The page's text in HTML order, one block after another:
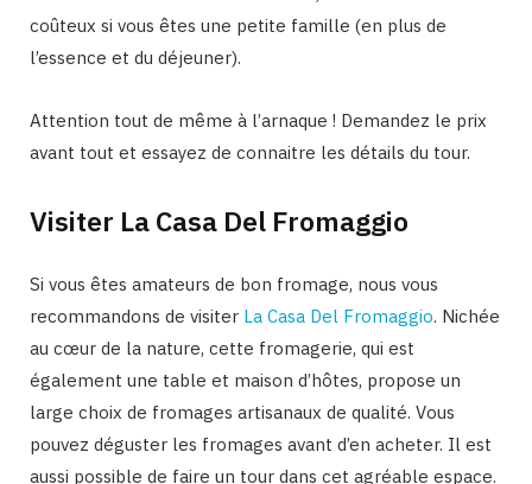
coûteux si vous êtes une petite famille (en plus de
l’essence et du déjeuner).
Attention tout de même à l’arnaque ! Demandez le prix
avant tout et essayez de connaitre les détails du tour.
Visiter La Casa Del Fromaggio
Si vous êtes amateurs de bon fromage, nous vous
recommandons de visiter La Casa Del Fromaggio. Nichée
au cœur de la nature, cette fromagerie, qui est
également une table et maison d’hôtes, propose un
large choix de fromages artisanaux de qualité. Vous
pouvez déguster les fromages avant d’en acheter. Il est
aussi possible de faire un tour dans cet agréable espace.